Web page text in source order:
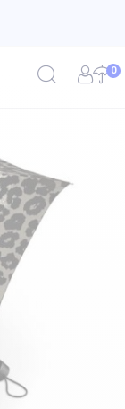
0